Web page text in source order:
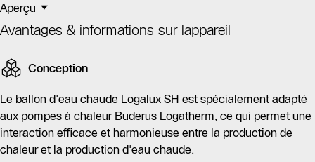
Aperçu
Avantages & informations sur lappareil
Conception
Le ballon d'eau chaude Logalux SH est spécialement adapté
aux pompes à chaleur Buderus Logatherm, ce qui permet une
interaction efficace et harmonieuse entre la production de
chaleur et la production d'eau chaude.